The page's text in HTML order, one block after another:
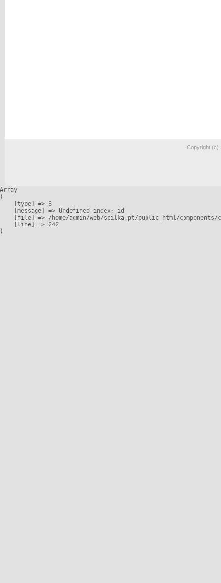
Copyright (c)
Array
(
    [type] => 8
    [message] => Undefined index: id
[file] => /home/admin/web/spilka.pt/public_html/
    [line] => 242